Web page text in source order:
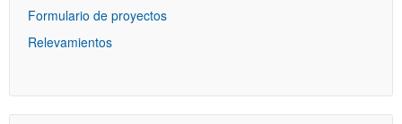
Formulario de proyectos
Relevamientos